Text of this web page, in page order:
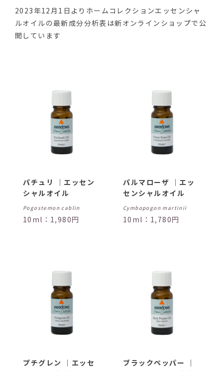
2023年12月1日よりホームコレクションエッセンシャ
ルオイルの最新成分分析表は新オンラインショップで公
開しています
パチュリ ｜エッセン
シャルオイル
Pogostemon cablin
10ml：1,980円
パルマローザ ｜エッ
センシャルオイル
Cymbopogon martinii
10ml：1,780円
プチグレン ｜エッセ
ブラックペッパー ｜